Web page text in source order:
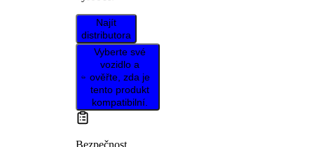
Najít
distributora
Vyberte své
vozidlo a
ověřte, zda je
tento produkt
kompatibilní.
Bezpečnost